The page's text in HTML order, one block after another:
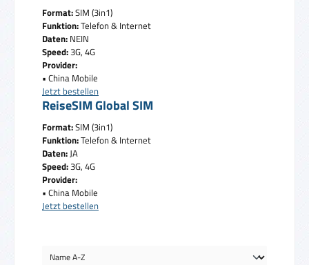
Format:SIM (3in1)
Funktion:Telefon & Internet
Daten: NEIN
Speed:3G, 4G
Provider:
• China Mobile
Jetzt bestellen
ReiseSIM Global SIM
Format:SIM (3in1)
Funktion:Telefon & Internet
Daten:JA
Speed:3G, 4G
Provider:
• China Mobile
Jetzt bestellen